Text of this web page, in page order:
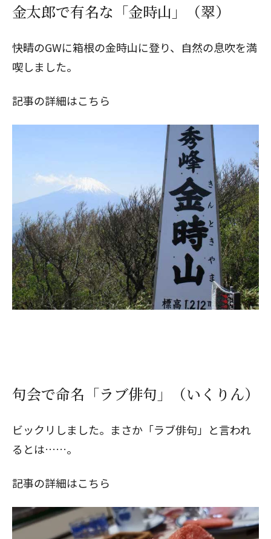
金太郎で有名な「金時山」（翠）
快晴のGWに箱根の金時山に登り、自然の息吹を満
喫しました。
記事の詳細はこちら
句会で命名「ラブ俳句」（いくりん）
ビックリしました。まさか「ラブ俳句」と言われ
るとは……。
記事の詳細はこちら